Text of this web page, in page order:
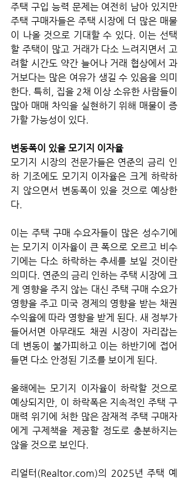
주택 구입 능력 문제는 여전히 남아 있지만
주택 구매자들은 주택 시장에 더 많은 매물
이 나올 것으로 기대할 수 있다. 이는 선택
할 주택이 많고 거래가 다소 느려지면서 고
려할 시간도 약간 늘어나 거래 협상에서 과
거보다는 많은 여유가 생길 수 있음을 의미
한다. 특히, 집을 2채 이상 소유한 사람들이
많아 매매 차익을 실현하기 위해 매물이 증
가할 가능성이 있다.
변동폭이 있을 모기지 이자율
모기지 시장의 전문가들은 연준의 금리 인
하 기조에도 모기지 이자율은 크게 하락하
지 않으면서 변동폭이 있을 것으로 예상한
다.
이는 주택 구매 수요자들이 많은 성수기에
는 모기지 이자율이 큰 폭으로 오르고 비수
기에는 다소 하락하는 추세를 보일 것이란
의미다. 연준의 금리 인하는 주택 시장에 크
게 영향을 주지 않는 대신 주택 구매 수요가
영향을 주고 미국 경제의 영향을 받는 채권
수익율에 따라 영향을 받게 된다. 새 정부가
들어서면 아무래도 채권 시장이 자리잡는
데 변동이 불가피하고 이는 하반기에 접어
들면 다소 안정된 기조를 보이게 된다.
올해에는 모기지 이자율이 하락할 것으로
예상되지만, 이 하락폭은 지속적인 주택 구
매력 위기에 처한 많은 잠재적 주택 구매자
에게 구제책을 제공할 정도로 충분하지는
않을 것으로 보인다.
리얼터(Realtor.com)의 2025년 주택 예